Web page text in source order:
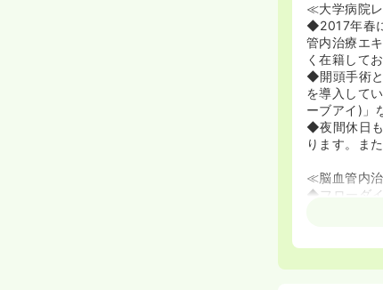
≪大学病院
◆2017年春
管内治療エ
く在籍して
◆開頭手術
を導入して
ーブアイ)」
◆夜間休日
ります。ま
≪脳血管内
◆フローダ
治療を提供
位、全国で